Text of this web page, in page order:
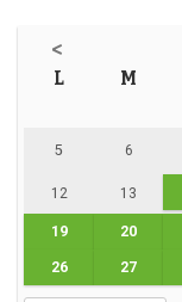
<
L M
5 6
12 13
19 20
26 27